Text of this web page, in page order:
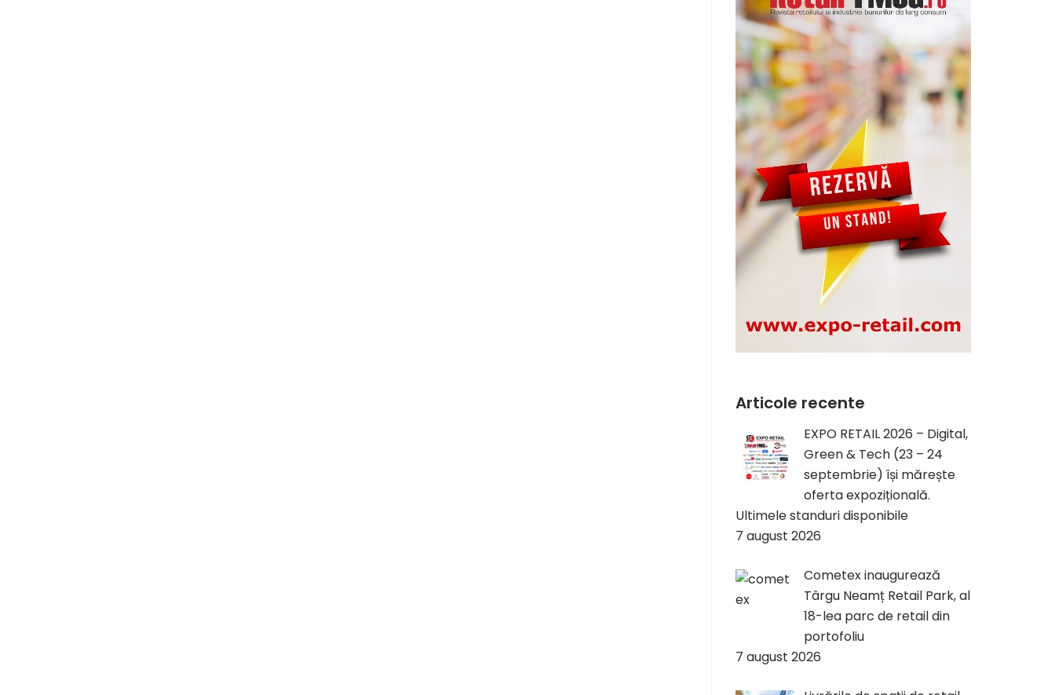
Articole recente
EXPO RETAIL 2026 – Digital,
Green & Tech (23 – 24
septembrie) își mărește
oferta expozițională.
Ultimele standuri disponibile
7 august 2026
Cometex inaugurează
Târgu Neamț Retail Park, al
18-lea parc de retail din
portofoliu
7 august 2026